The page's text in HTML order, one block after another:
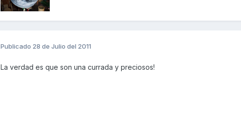
Publicado 28 de Julio del 2011
La verdad es que son una currada y preciosos!